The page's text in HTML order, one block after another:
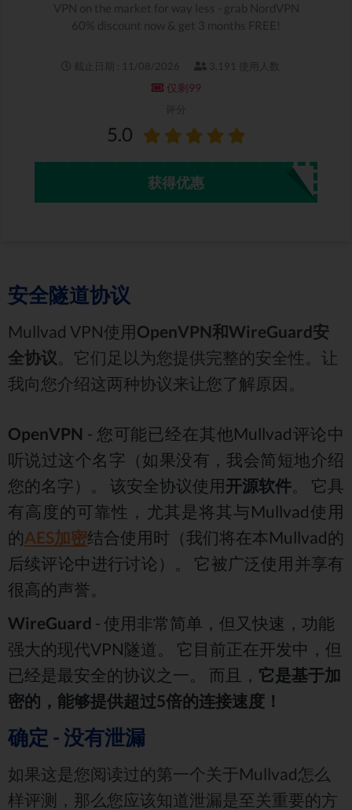
VPN on the market for way less - grab NordVPN
60% discount now & get 3 months FREE!
截止日期 : 11/08/2026 3,191 使用人数
仅剩99
评分
5.0
获得优惠
安全隧道协议
Mullvad VPN使用OpenVPN和WireGuard安
全协议 。它们足以为您提供完整的安全性。让
我向您介绍这两种协议来让您了解原因。
OpenVPN - 您可能已经在其他Mullvad评论中
听说过这个名字（如果没有，我会简短地介绍
您的名字）。 该安全协议使用开源软件。 它具
有高度的可靠性，尤其是将其与Mullvad使用
的AES加密结合使用时（我们将在本Mullvad的
后续评论中进行讨论）。 它被广泛使用并享有
很高的声誉。
WireGuard - 使用非常简单，但又快速，功能
强大的现代VPN隧道。 它目前正在开发中，但
已经是最安全的协议之一。 而且， 它是基于加
密的，能够提供超过5倍的连接速度！
确定 - 没有泄漏
如果这是您阅读过的第一个关于Mullvad怎么
样评测，那么您应该知道泄漏是至关重要的方